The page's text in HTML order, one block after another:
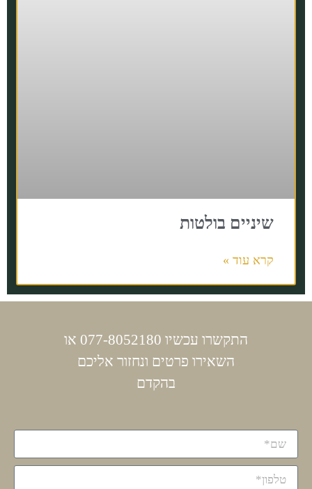
שיניים בולטות
קרא עוד »
התקשרו עכשיו 077-8052180 או
השאירו פרטים ונחזור אליכם
בהקדם